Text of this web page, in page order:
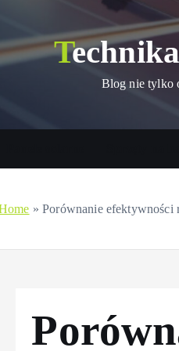
Blog nie tylko
»Porównanie efektywności